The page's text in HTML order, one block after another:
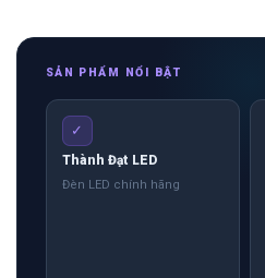
SẢN PHẨM NỔI BẬT
✓
Thành Đạt LED
Đèn LED chính hãng